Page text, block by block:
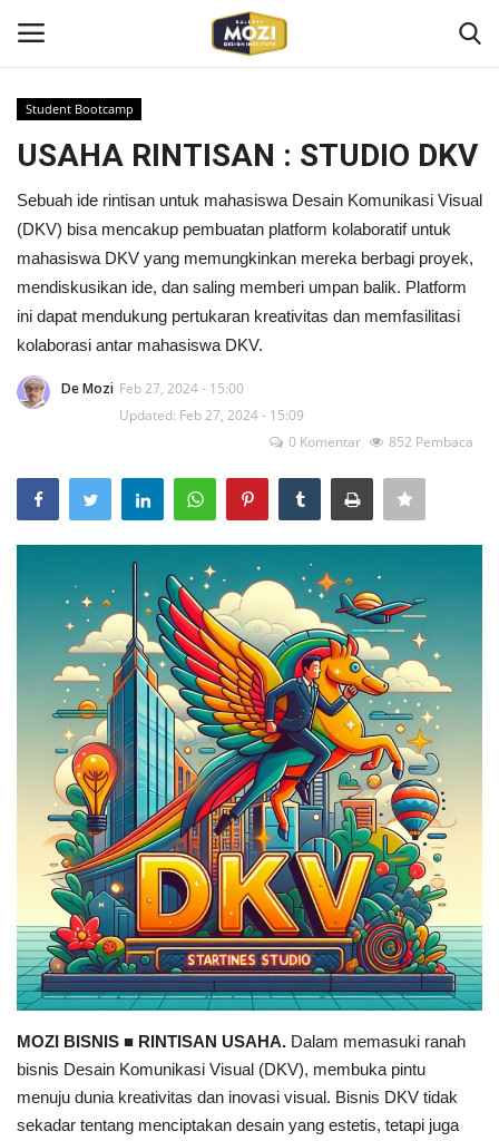
Home
Mozi Design Institute
Mozi For Corporate
Gallery Shop
Kontak
Student Bootcamp
USAHA RINTISAN : STUDIO DKV
Sebuah ide rintisan untuk mahasiswa Desain Komunikasi Visual
(DKV) bisa mencakup pembuatan platform kolaboratif untuk
mahasiswa DKV yang memungkinkan mereka berbagi proyek,
mendiskusikan ide, dan saling memberi umpan balik. Platform
ini dapat mendukung pertukaran kreativitas dan memfasilitasi
kolaborasi antar mahasiswa DKV.
De Mozi Feb 27, 2024 - 15:00
Updated: Feb 27, 2024 - 15:09
0 Komentar
852 Pembaca
MOZI BISNIS ■ RINTISAN USAHA. Dalam memasuki ranah
bisnis Desain Komunikasi Visual (DKV), membuka pintu
menuju dunia kreativitas dan inovasi visual. Bisnis DKV tidak
sekadar tentang menciptakan desain yang estetis, tetapi juga